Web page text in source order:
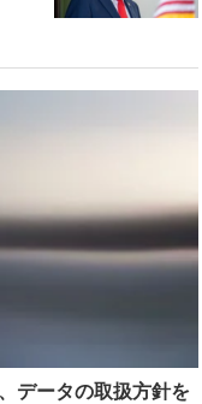
データの取扱方針を